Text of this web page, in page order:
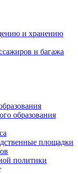
и хранению
и багажа
образования
площадки
политики